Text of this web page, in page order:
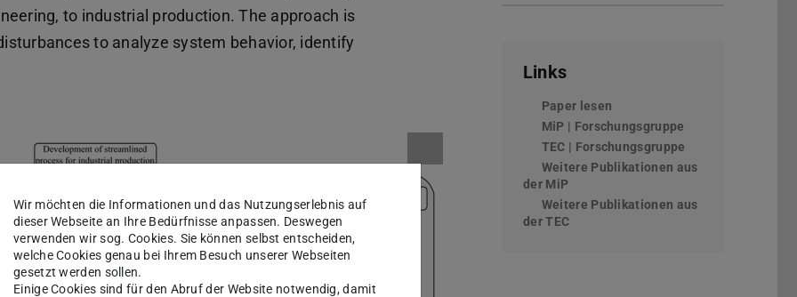
to industrial production. The approach is
to analyze system behavior, identify
Links
Paper lesen
MiP | Forschungsgruppe
TEC | Forschungsgruppe
Weitere Publikationen aus
der MiP
Weitere Publikationen aus
der TEC
Wir möchten die Informationen und das Nutzungserlebnis auf
dieser Webseite an Ihre Bedürfnisse anpassen. Deswegen
verwenden wir sog. Cookies. Sie können selbst entscheiden,
welche Cookies genau bei Ihrem Besuch unserer Webseiten
gesetzt werden sollen.
Einige Cookies sind für den Abruf der Website notwendig, damit